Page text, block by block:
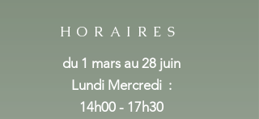
du 1 mars au 28 juin
Lundi Mercredi :
14h00 - 17h30
HORAIRES